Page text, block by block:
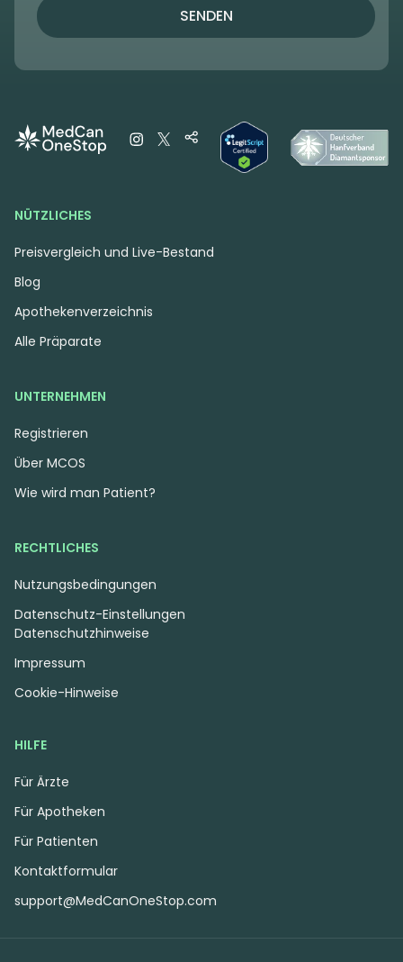
SENDEN
NÜTZLICHES
Preisvergleich und Live-Bestand
Blog
Apothekenverzeichnis
Alle Präparate
UNTERNEHMEN
Registrieren
Über MCOS
Wie wird man Patient?
HILFE
Für Ärzte
Für Apotheken
Für Patienten
Kontaktformular
support@MedCanOneStop.com
RECHTLICHES
Nutzungsbedingungen
Datenschutzhinweise
Impressum
Cookie-Hinweise
Datenschutz-Einstellungen